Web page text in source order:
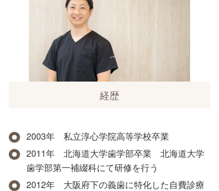
経歴
2003年 私立淳心学院高等学校卒業
2011年 北海道大学歯学部卒業 北海道大学
歯学部第一補綴科にて研修を行う
2012年 大阪府下の義歯に特化した自費診療